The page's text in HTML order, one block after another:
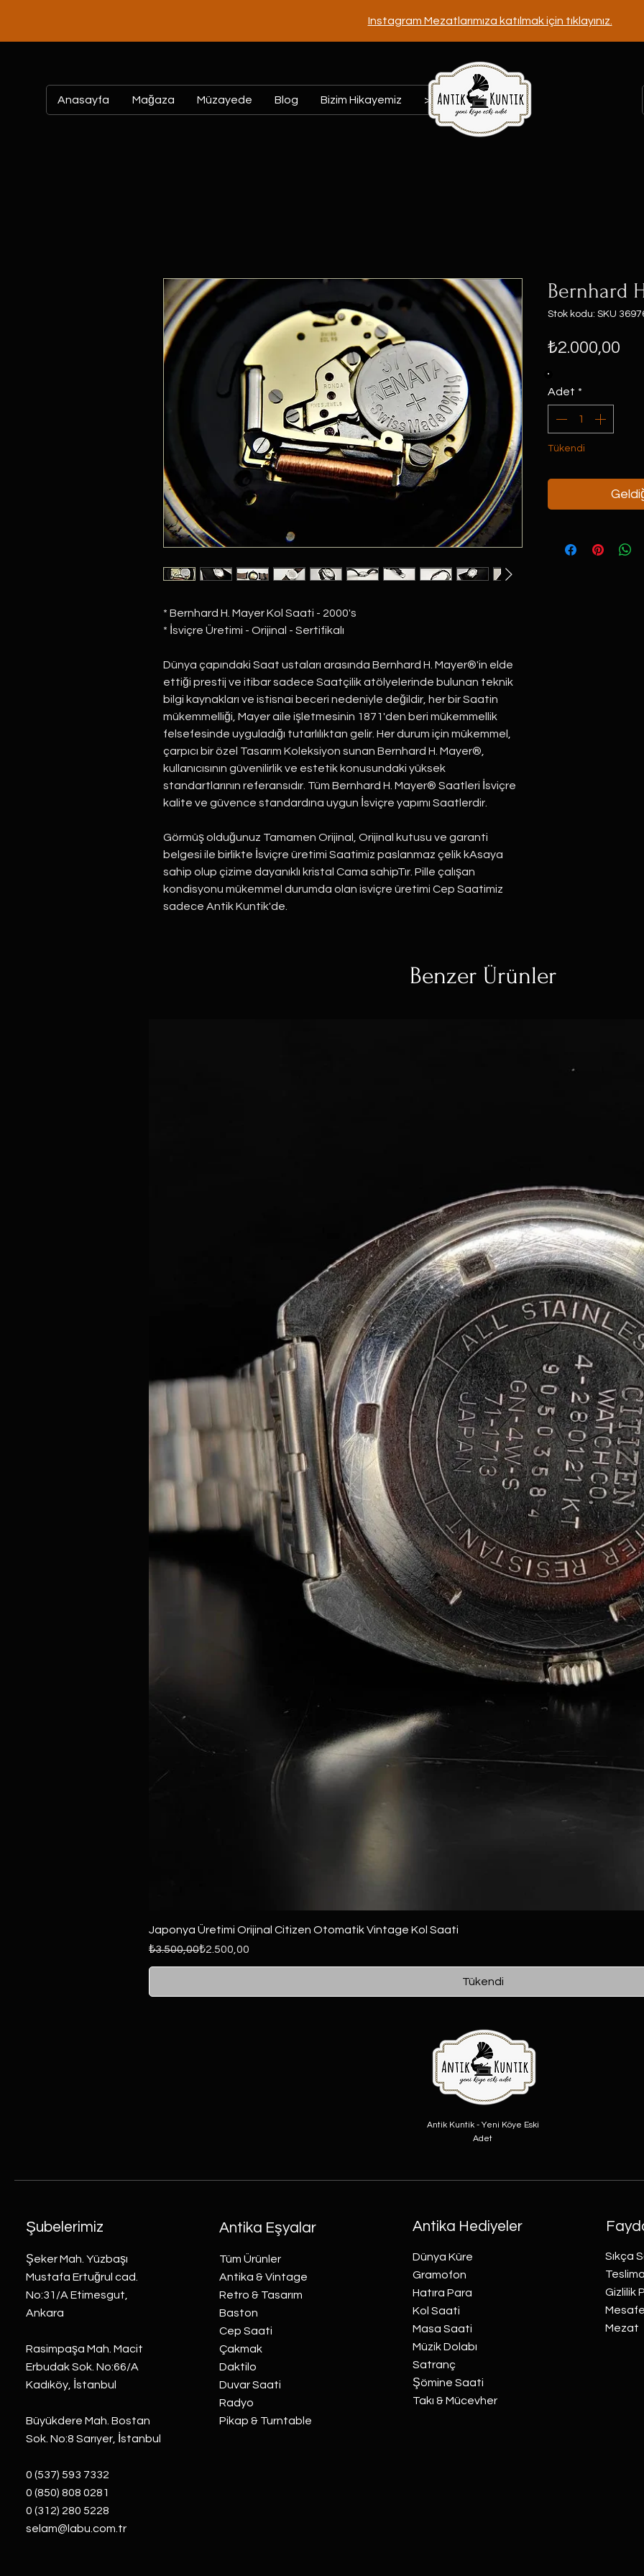
Instagram Mezatlarımıza katılmak için tıklayınız.
Anasayfa Mağaza Müzayede Blog Bizim Hikayemiz >>>
* Bernhard H. Mayer Kol Saati - 2000's
* İsviçre Üretimi - Orijinal - Sertifikalı
Dünya çapındaki Saat ustaları arasında Bernhard H. Mayer®'in elde
ettiği prestij ve itibar sadece Saatçilik atölyelerinde bulunan teknik
bilgi kaynakları ve istisnai beceri nedeniyle değildir, her bir Saatin
mükemmelliği, Mayer aile işletmesinin 1871'den beri mükemmellik
felsefesinde uyguladığı tutarlılıktan gelir. Her durum için mükemmel,
çarpıcı bir özel Tasarım Koleksiyon sunan Bernhard H. Mayer®,
kullanıcısının güvenilirlik ve estetik konusundaki yüksek
standartlarının referansıdır. Tüm Bernhard H. Mayer® Saatleri İsviçre
kalite ve güvence standardına uygun İsviçre yapımı Saatlerdir.
Görmüş olduğunuz Tamamen Orijinal, Orijinal kutusu ve garanti
belgesi ile birlikte İsviçre üretimi Saatimiz paslanmaz çelik kAsaya
sahip olup çizime dayanıklı kristal Cama sahipTır. Pille çalışan
kondisyonu mükemmel durumda olan isviçre üretimi Cep Saatimiz
sadece Antik Kuntik'de.
Bernhard
Stok kodu: SKU
₺2.000,00
Adet *
Tükendi
Benzer Ürünler
Japonya Üretimi Orijinal Citizen Otomatik Vintage Kol Saati
Normal Fiyat
₺3.500,00
İndirimli Fiyat₺2.500,00
Tükendi
Antik Kuntik - Yeni Köye Eski
Adet
Şubelerimiz
Şeker Mah. Yüzbaşı
Mustafa Ertuğrul cad.
No:31/A Etimesgut,
Ankara
Rasimpaşa Mah. Macit
Erbudak Sok. No:66/A
Kadıköy, İstanbul
Büyükdere Mah. Bostan
Sok. No:8 Sarıyer, İstanbul
0 (537) 593 7332
0 (850) 808 0281
0 (312) 280 5228
selam@labu.com.tr
Antika Eşyalar
Tüm Ürünler
Antika & Vintage
Retro & Tasarım
Baston
Cep Saati
Çakmak
Daktilo
Duvar Saati
Radyo
Pikap & Turntable
Antika Hediyeler
Dünya Küre
Gramofon
Hatıra Para
Kol Saati
Masa Saati
Müzik Dolabı
Satranç
Şömine Saati
Takı & Mücevher
Sıkça
Gizlilik
Mezat